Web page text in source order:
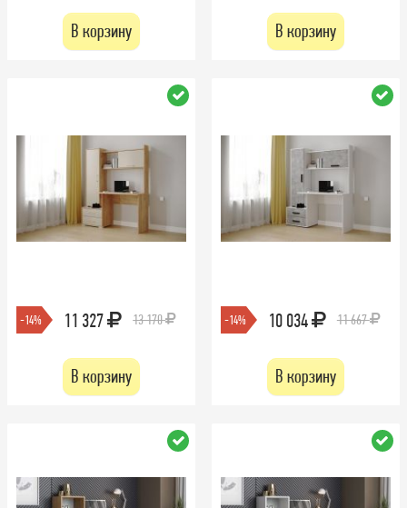
В корзину В корзину
-14% 11 327 13 170
В корзину
-14% 10 034 11 667
В корзину